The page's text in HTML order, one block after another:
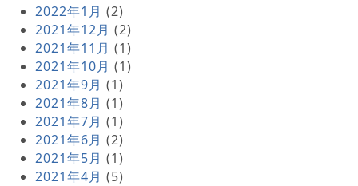
2022年1月 (2)
2021年12月 (2)
2021年11月 (1)
2021年10月 (1)
2021年9月 (1)
2021年8月 (1)
2021年7月 (1)
2021年6月 (2)
2021年5月 (1)
2021年4月 (5)